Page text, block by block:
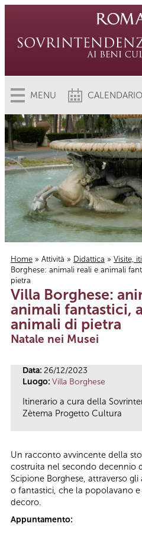
MENU CALENDARIO
Tu sei qui
Home » Attività » Didattica » Visite,
Borghese: animali reali e animali
pietra
Villa Borghese:
animali fantastici,
animali di pietra
Natale nei Musei
Data: 26/12/2023
Luogo: Villa Borghese
Itinerario a cura della
Zètema Progetto Cultura
Un racconto avvincente della
costruita nel secondo decennio
Scipione Borghese, attraverso
o fantastici, che la popolavano
decoro.
Appuntamento: